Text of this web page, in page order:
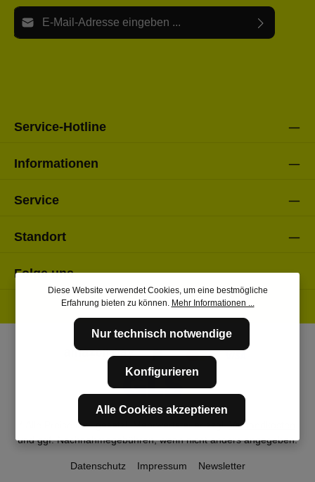
E-Mail-Adresse*
Service-Hotline
Informationen
Service
Standort
Folge uns
* Alle Preise inkl. gesetzl. Mehrwertsteuer zzgl.Versandkosten
und ggf. Nachnahmegebühren, wenn nicht anders angegeben.
Datenschutz Impressum Newsletter
Diese Website verwendet Cookies, um eine bestmögliche
Erfahrung bieten zu können. Mehr Informationen ...
Nur technisch notwendige
Konfigurieren
Alle Cookies akzeptieren